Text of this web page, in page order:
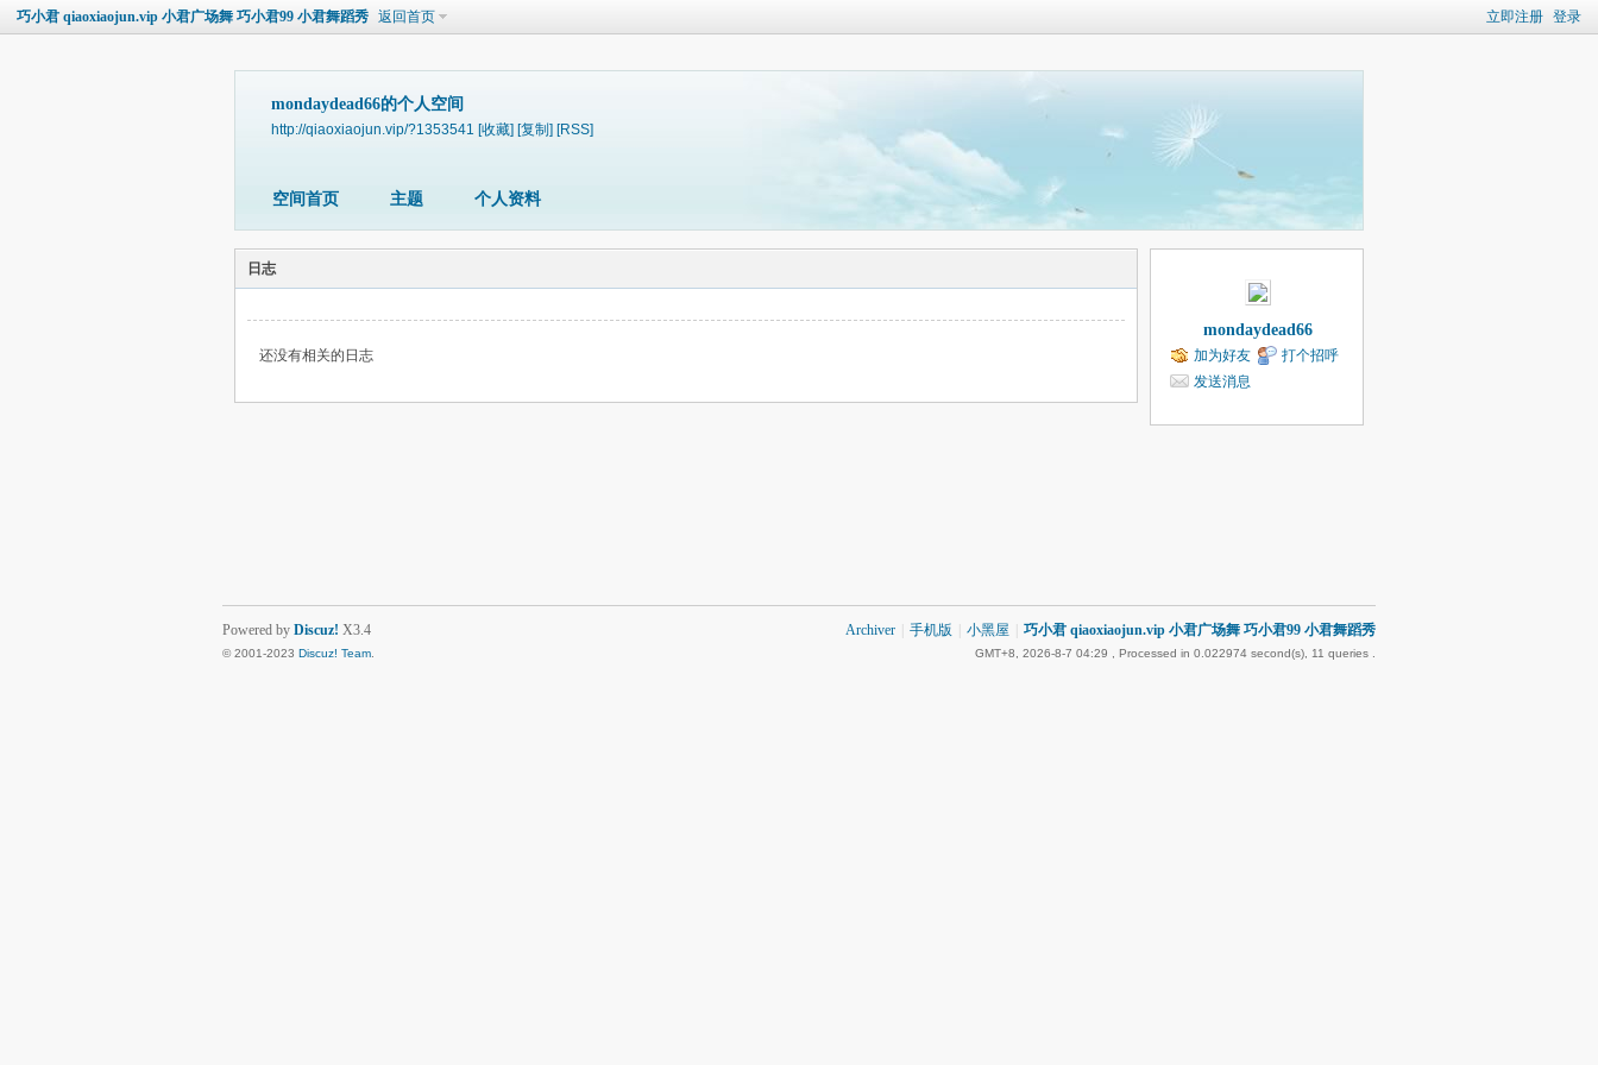
立即注册 登录
巧小君 qiaoxiaojun.vip 小君广场舞 巧小君99 小君舞蹈秀 返回首页
mondaydead66的个人空间
http://qiaoxiaojun.vip/?1353541 [收藏] [复制] [RSS]
空间首页 主题 个人资料
日志
还没有相关的日志
mondaydead66
加为好友
打个招呼
发送消息
Archiver 手机版 小黑屋 巧小君 qiaoxiaojun.vip 小君广场舞 巧小君99 小君舞蹈秀
GMT+8, 2026-8-7 04:29 , Processed in 0.022974 second(s), 11 queries .
Powered by Discuz! X3.4
© 2001-2023 Discuz! Team